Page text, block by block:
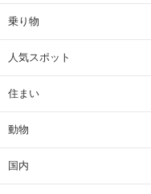
乗り物
人気スポット
住まい
動物
国内